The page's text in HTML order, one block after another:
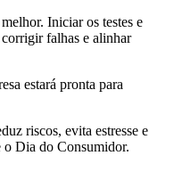
Iniciar os testes e
falhas e alinhar
estará pronta para
riscos, evita estresse e
o Dia do Consumidor.